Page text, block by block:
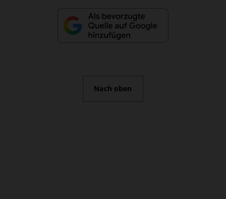
Nach oben